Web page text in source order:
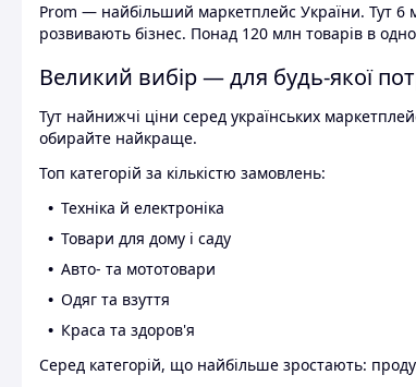
Prom — найбільший маркетплейс України. Тут 6
розвивають бізнес. Понад 120 млн товарів в
Великий вибір — для будь-якої
Тут найнижчі ціни серед українських
обирайте найкраще.
Топ категорій за кількістю замовлень:
Техніка й електроніка
Товари для дому і саду
Авто- та мототовари
Одяг та взуття
Краса та здоров'я
Серед категорій, що найбільше зростають: